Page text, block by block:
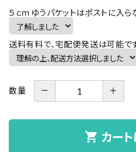
５ｃｍゆうパケットはポストに入ら
送料有料で、宅配便発送は可能で
数量 － ＋
shopping_cart カー